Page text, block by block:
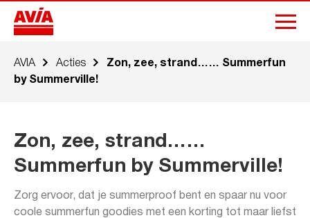
AVIA Acties
Zon, zee, strand…… Summerfun
by Summerville!
Zon, zee, strand……
Summerfun by Summerville!
Zorg ervoor, dat je summerproof bent en spaar nu voor
coole summerfun goodies met een korting tot maar liefst